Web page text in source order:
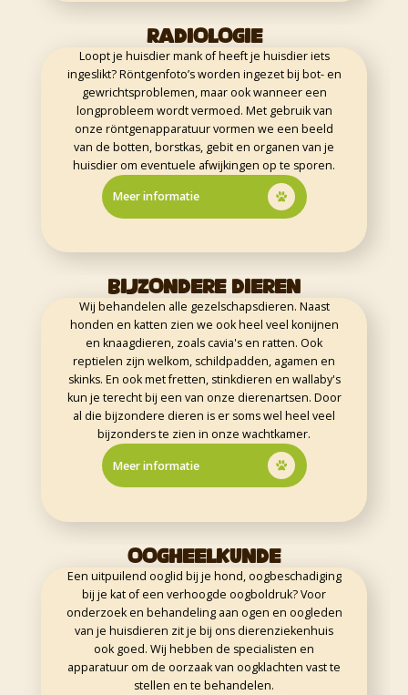
RADIOLOGIE
Loopt je huisdier mank of heeft je huisdier iets
ingeslikt? Röntgenfoto’s worden ingezet bij bot- en
gewrichtsproblemen, maar ook wanneer een
longprobleem wordt vermoed. Met gebruik van
onze röntgenapparatuur vormen we een beeld
van de botten, borstkas, gebit en organen van je
huisdier om eventuele afwijkingen op te sporen.
Meer informatie
BIJZONDERE DIEREN
Wij behandelen alle gezelschapsdieren. Naast
honden en katten zien we ook heel veel konijnen
en knaagdieren, zoals cavia's en ratten. Ook
reptielen zijn welkom, schildpadden, agamen en
skinks. En ook met fretten, stinkdieren en wallaby's
kun je terecht bij een van onze dierenartsen. Door
al die bijzondere dieren is er soms wel heel veel
bijzonders te zien in onze wachtkamer.
Meer informatie
OOGHEELKUNDE
Een uitpuilend ooglid bij je hond, oogbeschadiging
bij je kat of een verhoogde oogboldruk? Voor
onderzoek en behandeling aan ogen en oogleden
van je huisdieren zit je bij ons dierenziekenhuis
ook goed. Wij hebben de specialisten en
apparatuur om de oorzaak van oogklachten vast te
stellen en te behandelen.